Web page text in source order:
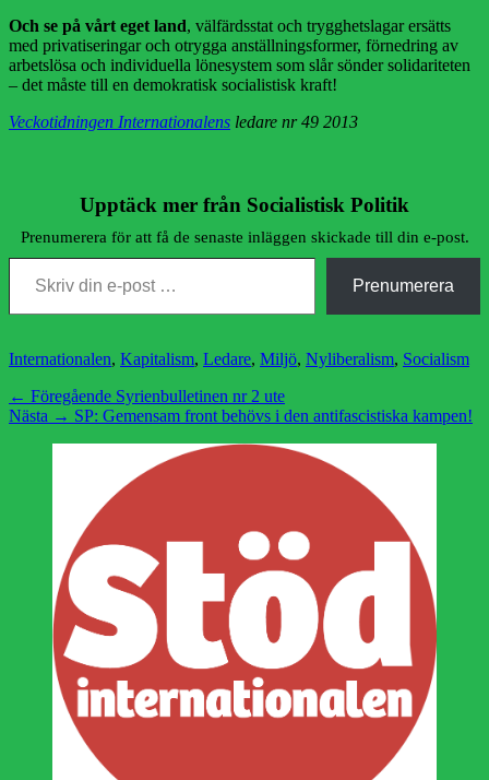
Och se på vårt eget land, välfärdsstat och trygghetslagar ersätts
med privatiseringar och otrygga anställningsformer, förnedring av
arbetslösa och individuella lönesystem som slår sönder solidariteten
– det måste till en demokratisk socialistisk kraft!
Veckotidningen Internationalens ledare nr 49 2013
Upptäck mer från Socialistisk Politik
Prenumerera för att få de senaste inläggen skickade till din e-post.
Skriv din e-post …
Prenumerera
Kategorier
Internationalen, Kapitalism, Ledare, Miljö, Nyliberalism, Socialism
Inläggsnavigering
← Föregående Föregående
inlägg:
Syrienbulletinen nr 2 ute
Nästa → Nästa
SP: Gemensam front behövs i den antifascistiska kampen!